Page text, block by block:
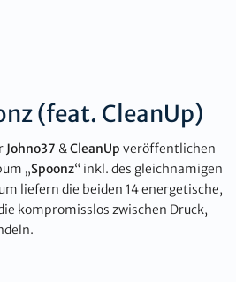
(feat. CleanUp)
Johno37 &CleanUp veröffentlichen
„Spoonz“ inkl. des gleichnamigen
liefern die beiden 14 energetische,
kompromisslos zwischen Druck,